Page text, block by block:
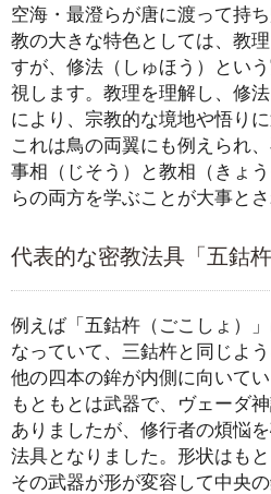
空海・最澄らが唐に渡って持
教の大きな特色としては、教
すが、修法（しゅほう）とい
視します。教理を理解し、修
により、宗教的な境地や悟り
これは鳥の両翼にも例えられ
事相（じそう）と教相（きょ
らの両方を学ぶことが大事とさ
代表的な密教法具「五鈷
例えば「五鈷杵（ごこしょ）
なっていて、三鈷杵と同じよ
他の四本の鉾が内側に向いてい
もともとは武器で、ヴェーダ
ありましたが、修行者の煩悩
法具となりました。形状はも
その武器が形が変容して中央